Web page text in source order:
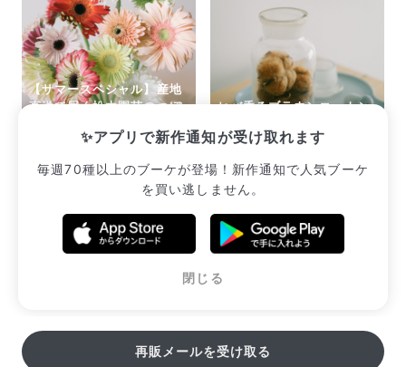
指定はできません。受け取り時間帯は、発送後にクロネコヤ
マトのアプリから変更可能です。
Q. 注文後にキャンセルできますか？
ご注文後一定時間内であればキャンセル可能です。
✨アプリで新作通知が受け取れます
毎週70種以上のブーケが登場！新作通知で人気ブーケ
を買い逃しません。
閉じる
【サマースペシャル】産地
直送で届く松木園芸のつぼ
ヒバ香るブラウンコットン
¥3,300
販売中のブーケ一覧へ
再販メールを受け取る